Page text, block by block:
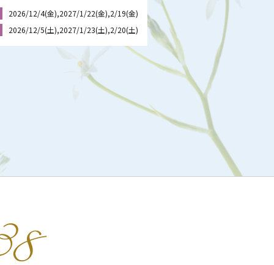
2026/12/4(金),2027/1/22(金),2/19(金)
2026/12/5(土),2027/1/23(土),2/20(土)